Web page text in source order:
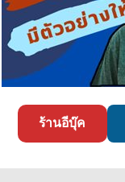
ร้านอีบุ๊ค